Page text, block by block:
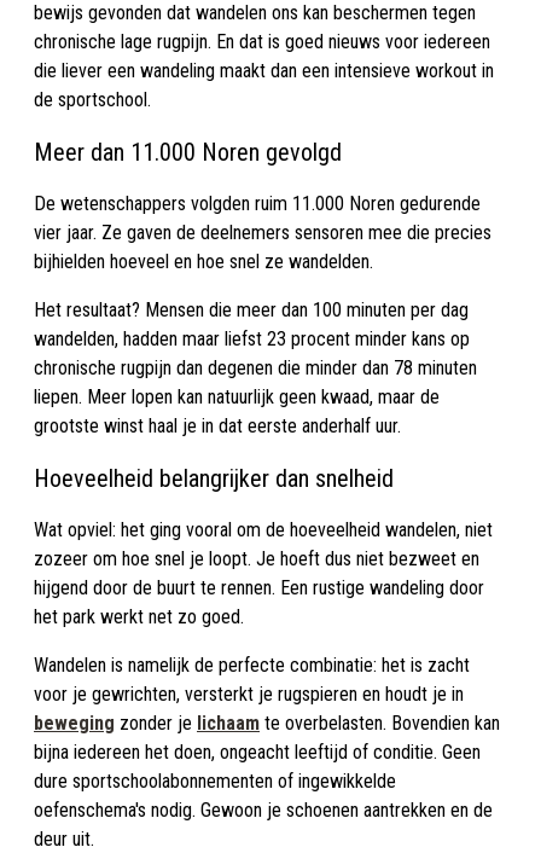
bewijs gevonden dat wandelen ons kan beschermen tegen
chronische lage rugpijn. En dat is goed nieuws voor iedereen
die liever een wandeling maakt dan een intensieve workout in
de sportschool.
Meer dan 11.000 Noren gevolgd
De wetenschappers volgden ruim 11.000 Noren gedurende
vier jaar. Ze gaven de deelnemers sensoren mee die precies
bijhielden hoeveel en hoe snel ze wandelden.
Het resultaat? Mensen die meer dan 100 minuten per dag
wandelden, hadden maar liefst 23 procent minder kans op
chronische rugpijn dan degenen die minder dan 78 minuten
liepen. Meer lopen kan natuurlijk geen kwaad, maar de
grootste winst haal je in dat eerste anderhalf uur.
Hoeveelheid belangrijker dan snelheid
Wat opviel: het ging vooral om de hoeveelheid wandelen, niet
zozeer om hoe snel je loopt. Je hoeft dus niet bezweet en
hijgend door de buurt te rennen. Een rustige wandeling door
het park werkt net zo goed.
Wandelen is namelijk de perfecte combinatie: het is zacht
voor je gewrichten, versterkt je rugspieren en houdt je in
beweging zonder je lichaam te overbelasten. Bovendien kan
bijna iedereen het doen, ongeacht leeftijd of conditie. Geen
dure sportschoolabonnementen of ingewikkelde
oefenschema's nodig. Gewoon je schoenen aantrekken en de
deur uit.